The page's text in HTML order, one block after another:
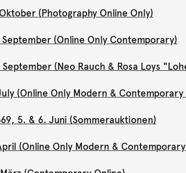
(Photography Online Only)
(Online Only Contemporary)
(Neo Rauch & Rosa Loys
(Online Only Modern &
5. & 6. Juni (Sommerauktionen)
(Online Only Modern &